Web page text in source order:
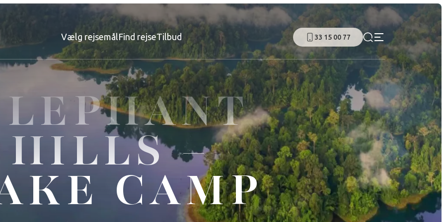
Vælg rejsemålFind rejseTilbud 33 15 00 77
HILLS –
CAMP